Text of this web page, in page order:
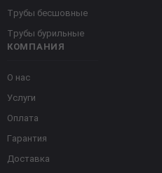
КОМПАНИЯ
О нас
Услуги
Оплата
Гарантия
Доставка
Трубы бесшовные
Трубы бурильные